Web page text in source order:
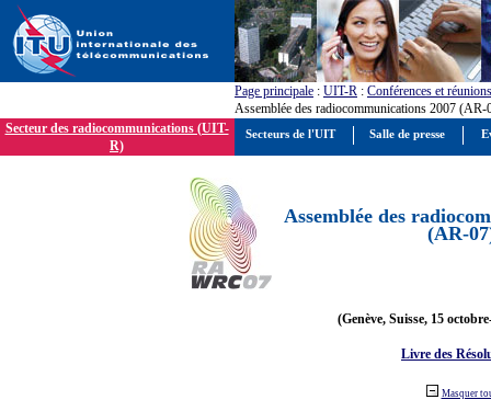
Page principale : UIT-R : Conférences et réunions
Assemblée des radiocommunications 2007 (AR-
Secteur des radiocommunications (UIT-
R)
Assemblée des
(AR-
(Genève, Suisse, 15
Livre des
Masquer
Secteurs de l'UIT Salle de presse